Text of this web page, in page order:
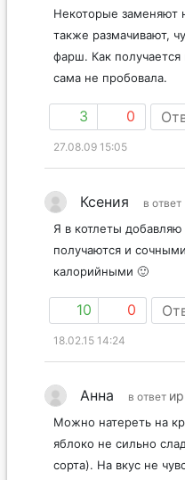
Некоторые заменяют
также размачивают,
фарш. Как получается
сама не пробовала.
3 0
27.08.09 15:05
Ксения в ответ
Я в котлеты
получаются и
калорийными 🙂
10 0
18.02.15 14:24
Анна в ответ
Можно натереть на
яблоко не сильно
сорта). На вкус не